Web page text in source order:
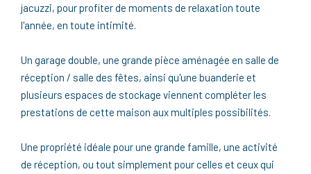
jacuzzi, pour profiter de moments de relaxation toute
l'année, en toute intimité.
Un garage double, une grande pièce aménagée en salle de
réception / salle des fêtes, ainsi qu'une buanderie et
plusieurs espaces de stockage viennent compléter les
prestations de cette maison aux multiples possibilités.
Une propriété idéale pour une grande famille, une activité
de réception, ou tout simplement pour celles et ceux qui